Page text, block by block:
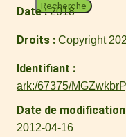
Recherche
Date 2018
Droits Copyright
Identifiant
ark:/67375/
Date de modification
2012-04-16